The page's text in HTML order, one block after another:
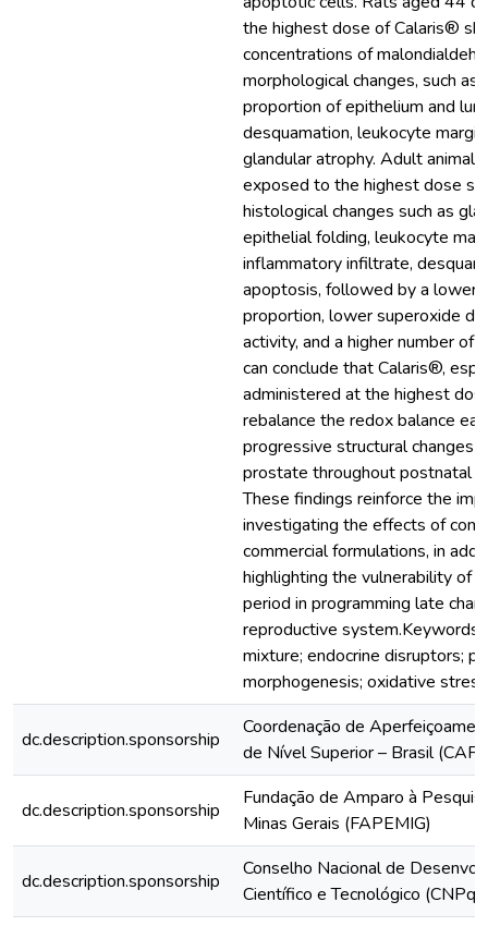
the highest dose of Calaris®
concentrations of
morphological changes, such as
proportion of epithelium and
desquamation, leukocyte
glandular atrophy. Adult
exposed to the highest dose
histological changes such as
epithelial folding, leukocyte
inflammatory infiltrate,
apoptosis, followed by a lower
proportion, lower superoxide
activity, and a higher number of
can conclude that Calaris®,
administered at the highest
rebalance the redox balance
progressive structural changes
prostate throughout postnatal
These findings reinforce the
investigating the effects of
commercial formulations, in
highlighting the vulnerability of
period in programming late
reproductive
mixture; endocrine disruptors;
morphogenesis; oxidative stress
dc.description.sponsorship
Coordenação de
de Nível Superior – Brasil
dc.description.sponsorship
Fundação de Amparo à
Minas Gerais (FAPEMIG)
dc.description.sponsorship
Conselho Nacional de
Científico e Tecnológico (CNPq)